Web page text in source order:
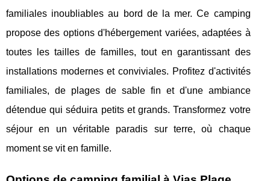
familiales inoubliables au bord de la mer. Ce camping
propose des options d'hébergement variées, adaptées à
toutes les tailles de familles, tout en garantissant des
installations modernes et conviviales. Profitez d'activités
familiales, de plages de sable fin et d'une ambiance
détendue qui séduira petits et grands. Transformez votre
séjour en un véritable paradis sur terre, où chaque
moment se vit en famille.